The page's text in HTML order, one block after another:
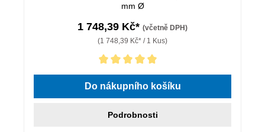
mm Ø
1 748,39 Kč* (včetně DPH)
(1 748,39 Kč* / 1 Kus)
Průměrné hodnocení 5 z 5 hvězd
Do nákupního košíku
Podrobnosti